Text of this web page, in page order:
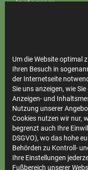
Um die Website optimal
Ihren Besuch in
der Internetseite
Sie uns anzeigen, wie
Anzeigen- und
Nutzung unserer
Cookies nutzen wir nur,
begrenzt auch Ihre
DSGVO), wo das hohe
Behörden zu Kontroll-
Ihre Einstellungen
Fußbereich unserer
Instagram
Ihre
Stadtwerke
Vertrieb
Impressum